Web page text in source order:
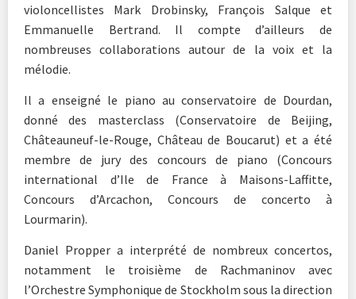
violoncellistes Mark Drobinsky, François Salque et
Emmanuelle Bertrand. Il compte d’ailleurs de
nombreuses collaborations autour de la voix et la
mélodie.
Il a enseigné le piano au conservatoire de Dourdan,
donné des masterclass (Conservatoire de Beijing,
Châteauneuf-le-Rouge, Château de Boucarut) et a été
membre de jury des concours de piano (Concours
international d’Ile de France à Maisons-Laffitte,
Concours d’Arcachon, Concours de concerto à
Lourmarin).
Daniel Propper a interprété de nombreux concertos,
notamment le troisième de Rachmaninov avec
l’Orchestre Symphonique de Stockholm sous la direction